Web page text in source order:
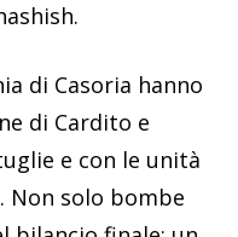
di Casoria hanno
di Cardito e
e con le unità
Non solo bombe